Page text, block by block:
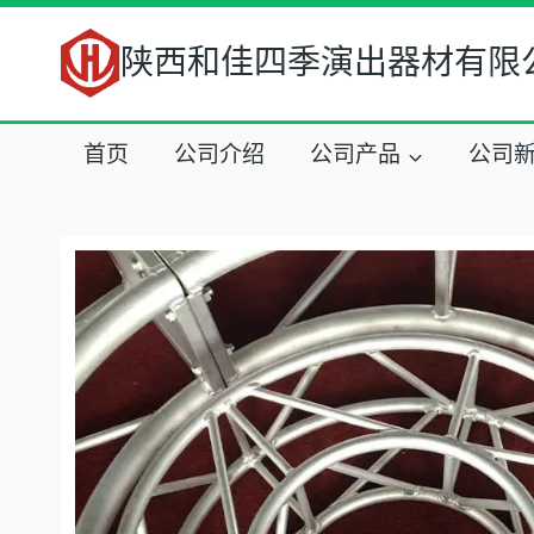
跳
容
陕西和佳四季演出器材有限
首页 公司介绍 公司产品 公司